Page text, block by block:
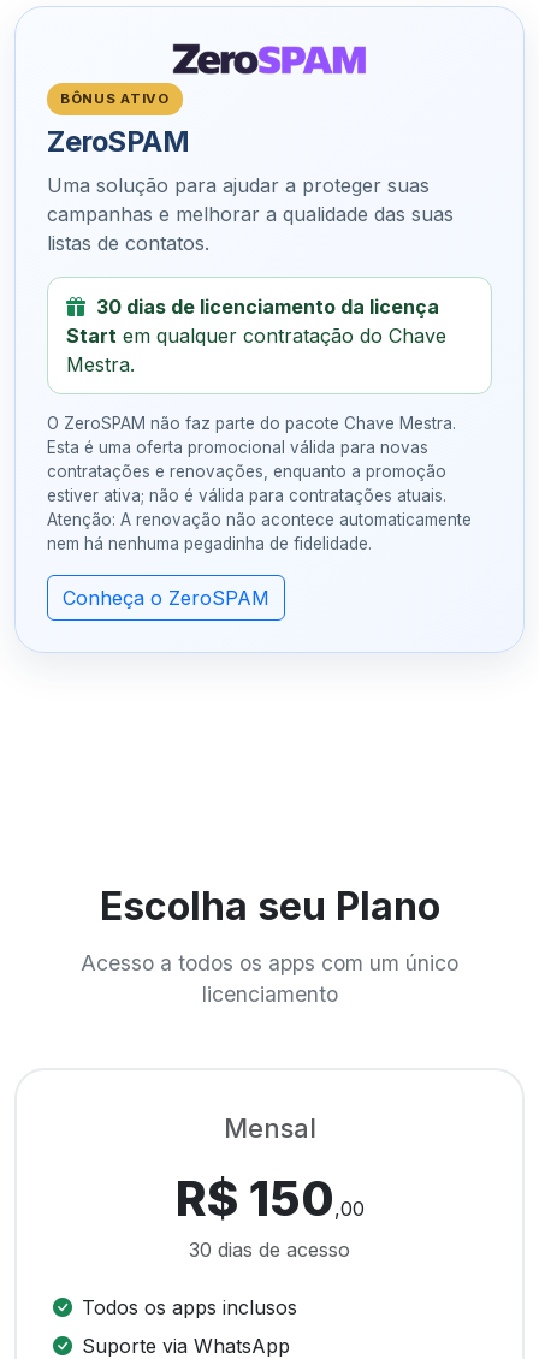
BÔNUS ATIVO
ZeroSPAM
Uma solução para ajudar a proteger suas
campanhas e melhorar a qualidade das suas
listas de contatos.
30 dias de licenciamento da licença
Start em qualquer contratação do Chave
Mestra.
O ZeroSPAM não faz parte do pacote Chave Mestra.
Esta é uma oferta promocional válida para novas
contratações e renovações, enquanto a promoção
estiver ativa; não é válida para contratações atuais.
Atenção: A renovação não acontece automaticamente
nem há nenhuma pegadinha de fidelidade.
Conheça o ZeroSPAM
Escolha seu Plano
Acesso a todos os apps com um único
licenciamento
Mensal
R$ 150,00
30 dias de acesso
Todos os apps inclusos
Suporte via WhatsApp